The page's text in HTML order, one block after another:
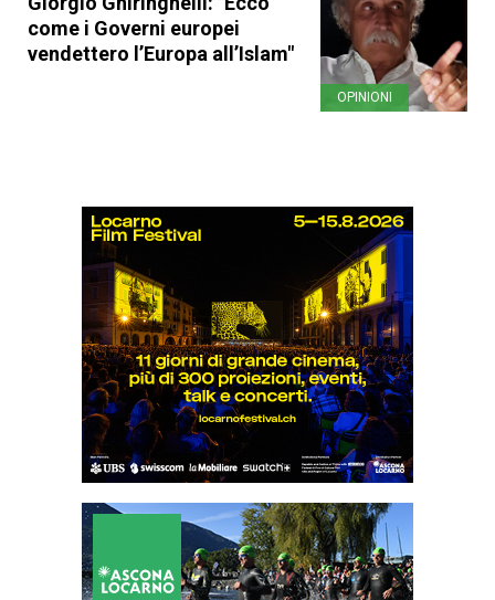
come i Governi europei
vendettero l’Europa all’Islam"
OPINIONI